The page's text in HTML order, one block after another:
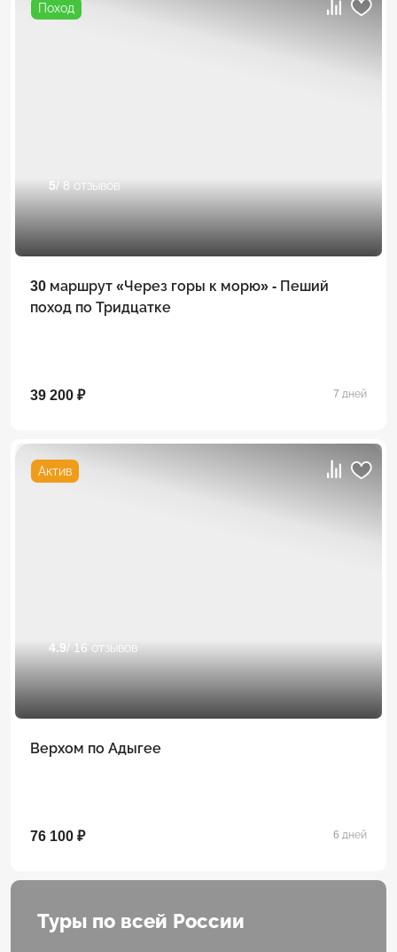
Поход
5/ 8 отзывов
30 маршрут «Через горы к морю» - Пеший
поход по Тридцатке
39 200 ₽ 7 дней
Актив
4.9 / 16 отзывов
Верхом по Адыгее
76 100 ₽ 6 дней
Туры по всей России